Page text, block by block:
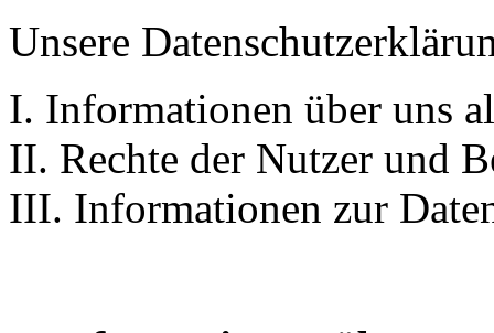
Unsere
I. Informationen über uns
II. Rechte der Nutzer und
III. Informationen zur